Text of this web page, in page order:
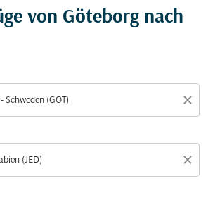
von Göteborg nach
close
close